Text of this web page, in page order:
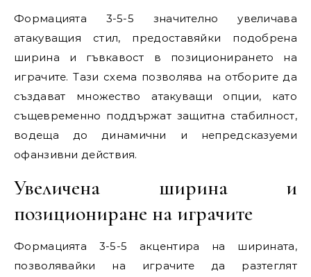
Формацията 3-5-5 значително увеличава
атакуващия стил, предоставяйки подобрена
ширина и гъвкавост в позиционирането на
играчите. Тази схема позволява на отборите да
създават множество атакуващи опции, като
същевременно поддържат защитна стабилност,
водеща до динамични и непредсказуеми
офанзивни действия.
Увеличена ширина и
позициониране на играчите
Формацията 3-5-5 акцентира на ширината,
позволявайки на играчите да разтеглят